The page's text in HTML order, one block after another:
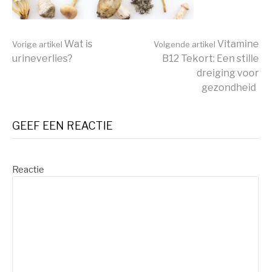
lezen
Vorige artikel Wat is
urineverlies?
Volgende artikel Vitamine
B12 Tekort: Een stille
dreiging voor
gezondheid
GEEF EEN REACTIE
Reactie